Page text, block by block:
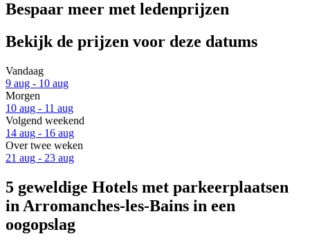
Bespaar meer met ledenprijzen
Bekijk de prijzen voor deze datums
Vandaag
9 aug - 10 aug
Morgen
10 aug - 11 aug
Volgend weekend
14 aug - 16 aug
Over twee weken
21 aug - 23 aug
5 geweldige Hotels met parkeerplaatsen
in Arromanches-les-Bains in een
oogopslag